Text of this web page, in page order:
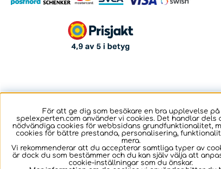
För att ge dig som besökare en bra upplevelse på
spelexperten.com använder vi cookies. Det handlar dels
nödvändiga cookies för webbsidans grundfunktionalitet,
cookies för bättre prestanda, personalisering,
mera.
Vi rekommenderar att du accepterar samtliga typer av
är dock du som bestämmer och du kan själv välja att
cookie-inställningar som du önskar.